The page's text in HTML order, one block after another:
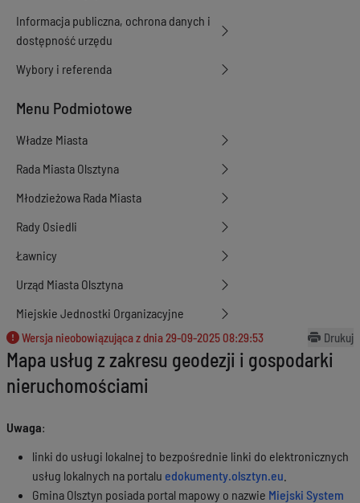
Informacja publiczna, ochrona danych i
dostępność urzędu
Wybory i referenda
Menu Podmiotowe
Władze Miasta
Rada Miasta Olsztyna
Młodzieżowa Rada Miasta
Rady Osiedli
Ławnicy
Urząd Miasta Olsztyna
Miejskie Jednostki Organizacyjne
Wersja nieobowiązująca z dnia29-09-2025 08:29:53 Drukuj
Mapa usług z zakresu geodezji i gospodarki
nieruchomościami
Uwaga:
linki do usługi lokalnej to bezpośrednie linki do elektronicznych
usług lokalnych na portalu edokumenty.olsztyn.eu
Gmina Olsztyn posiada portal mapowy o nazwie Miejski System